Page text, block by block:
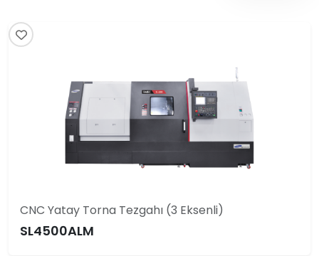
CNC Yatay Torna Tezgahı (3 Eksenli)
SL4500ALM